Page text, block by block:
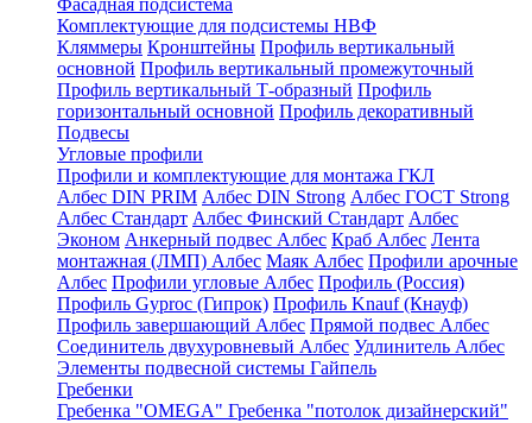
Фасадная подсистема
Комплектующие для подсистемы НВФ
Кляммеры Кронштейны Профиль вертикальный
основной Профиль вертикальный промежуточный
Профиль вертикальный Т-образный Профиль
горизонтальный основной Профиль декоративный
Подвесы
Угловые профили
Профили и комплектующие для монтажа ГКЛ
Албес DIN PRIM Албес DIN Strong Албес ГОСТ Strong
Албес Стандарт Албес Финский Стандарт Албес
Эконом Анкерный подвес Албес Краб Албес Лента
монтажная (ЛМП) Албес Маяк Албес Профили арочные
Албес Профили угловые Албес Профиль (Россия)
Профиль Gyproc (Гипрок) Профиль Knauf (Кнауф)
Профиль завершающий Албес Прямой подвес Албес
Соединитель двухуровневый Албес Удлинитель Албес
Элементы подвесной системы Гайпель
Гребенки
Гребенка "OMEGA" Гребенка "потолок дизайнерский"